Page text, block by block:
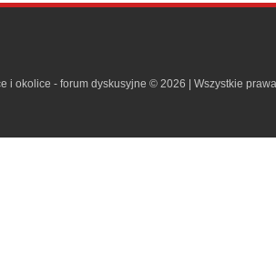
i okolice - forum dyskusyjne © 2026 | Wszystkie